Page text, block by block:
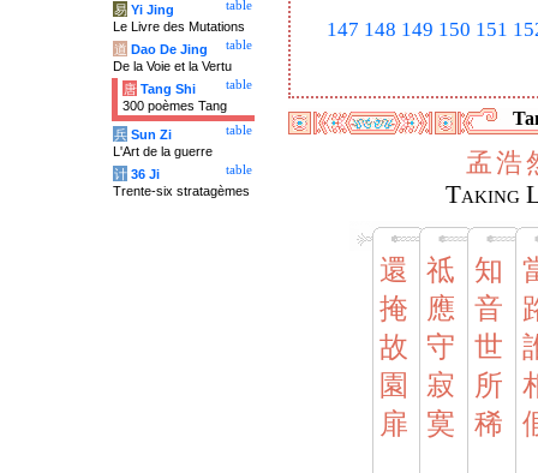
147 148 149 150 151
孟浩
Taking
還
掩
故
園
扉
祗
應
守
寂
寞
知
音
世
所
稀
table
易 Yi Jing
Le Livre des Mutations
table
道 Dao De Jing
De la Voie et la Vertu
table
唐 Tang Shi
300 poèmes Tang
table
兵 Sun Zi
L'Art de la guerre
table
计 36 Ji
Trente-six stratagèmes